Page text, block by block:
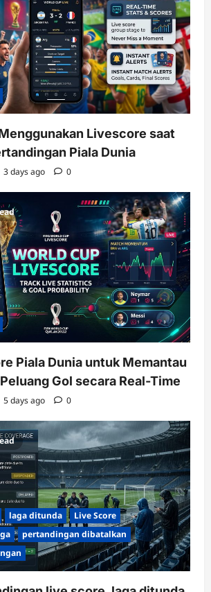
Livescore saat
Piala Dunia
3 days ago 0
Piala Dunia untuk Memantau
Gol secara Real-Time
5 days ago 0
laga ditunda
Live Score
pertandingan dibatalkan